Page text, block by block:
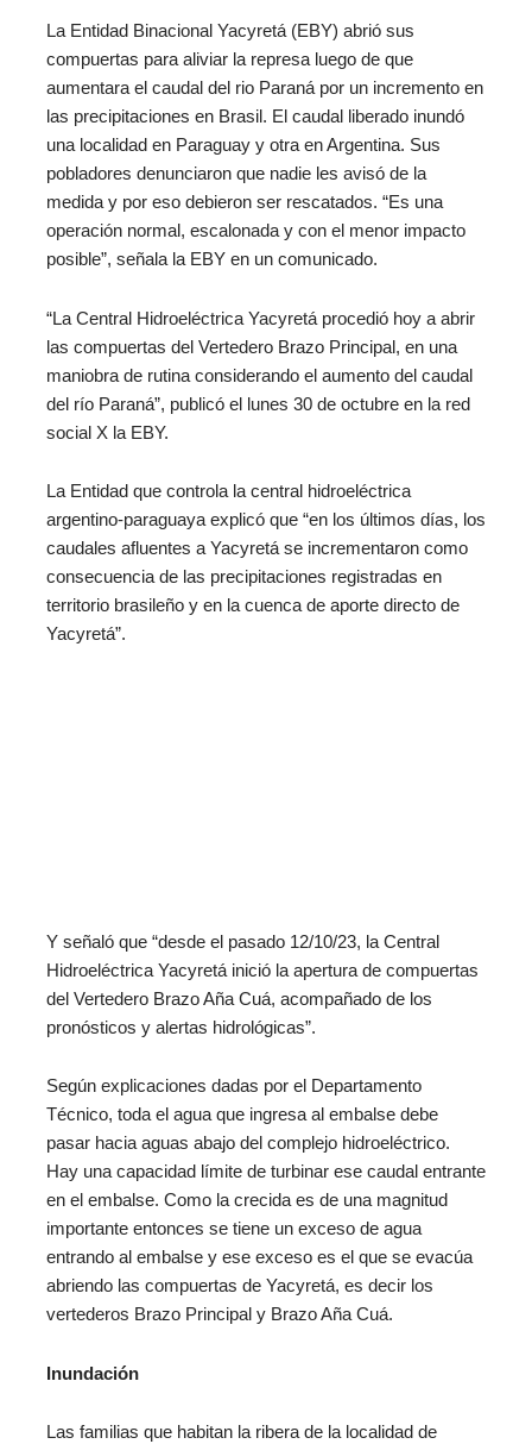
La Entidad Binacional Yacyretá (EBY) abrió sus
compuertas para aliviar la represa luego de que
aumentara el caudal del rio Paraná por un incremento en
las precipitaciones en Brasil. El caudal liberado inundó
una localidad en Paraguay y otra en Argentina. Sus
pobladores denunciaron que nadie les avisó de la
medida y por eso debieron ser rescatados. “Es una
operación normal, escalonada y con el menor impacto
posible”, señala la EBY en un comunicado.
“La Central Hidroeléctrica Yacyretá procedió hoy a abrir
las compuertas del Vertedero Brazo Principal, en una
maniobra de rutina considerando el aumento del caudal
del río Paraná”, publicó el lunes 30 de octubre en la red
social X la EBY.
La Entidad que controla la central hidroeléctrica
argentino-paraguaya explicó que “en los últimos días, los
caudales afluentes a Yacyretá se incrementaron como
consecuencia de las precipitaciones registradas en
territorio brasileño y en la cuenca de aporte directo de
Yacyretá”.
Y señaló que “desde el pasado 12/10/23, la Central
Hidroeléctrica Yacyretá inició la apertura de compuertas
del Vertedero Brazo Aña Cuá, acompañado de los
pronósticos y alertas hidrológicas”.
Según explicaciones dadas por el Departamento
Técnico, toda el agua que ingresa al embalse debe
pasar hacia aguas abajo del complejo hidroeléctrico.
Hay una capacidad límite de turbinar ese caudal entrante
en el embalse. Como la crecida es de una magnitud
importante entonces se tiene un exceso de agua
entrando al embalse y ese exceso es el que se evacúa
abriendo las compuertas de Yacyretá, es decir los
vertederos Brazo Principal y Brazo Aña Cuá.
Inundación
Las familias que habitan la ribera de la localidad de